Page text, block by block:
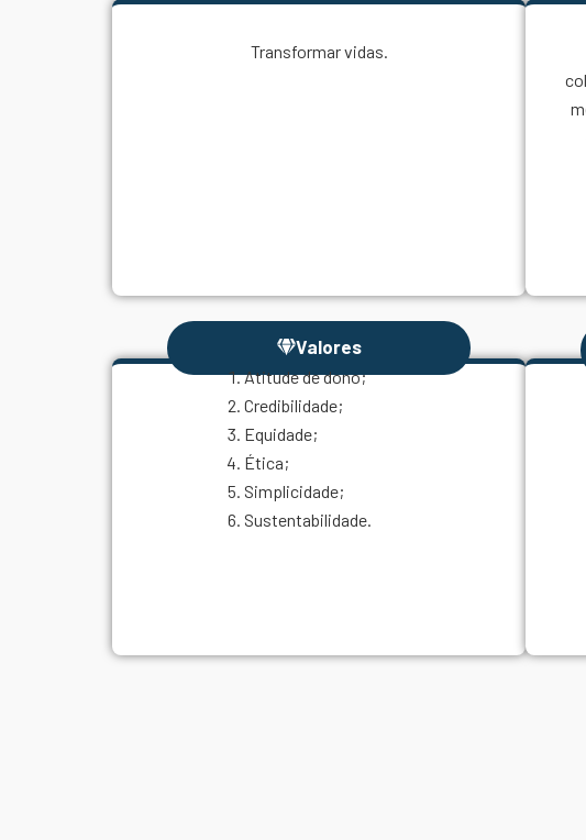
Transformar vidas.
Valores
Atitude de dono;
Credibilidade;
Equidade;
Ética;
Simplicidade;
Sustentabilidade.